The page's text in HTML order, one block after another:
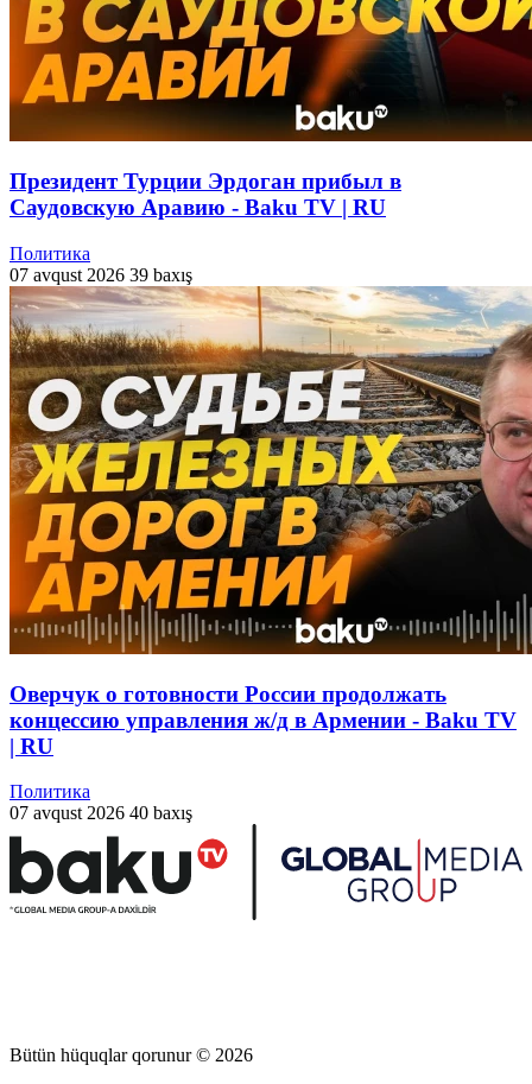
Президент Турции Эрдоган прибыл в
Саудовскую Аравию - Baku TV | RU
Политика
07 avqust 2026 39 baxış
Оверчук о готовности России продолжать
концессию управления ж/д в Армении - Baku TV
| RU
Политика
07 avqust 2026 40 baxış
Bütün hüquqlar qorunur © 2026